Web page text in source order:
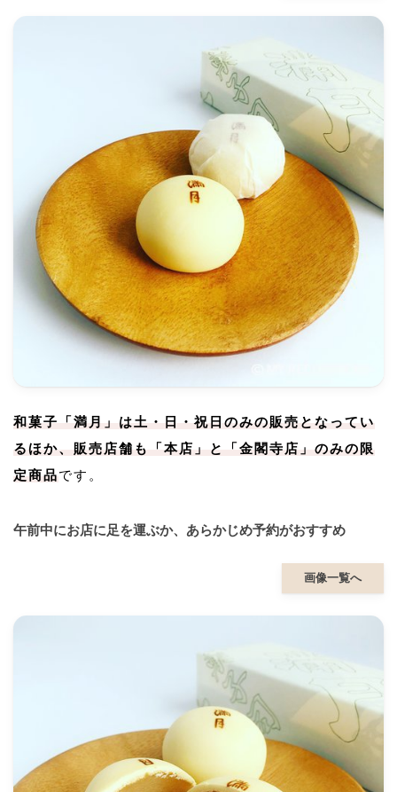
和菓子「満月」は土・日・祝日のみの販売となってい
るほか、販売店舗も「本店」と「金閣寺店」のみの限
定商品です。
午前中にお店に足を運ぶか、あらかじめ予約がおすすめ
画像一覧へ